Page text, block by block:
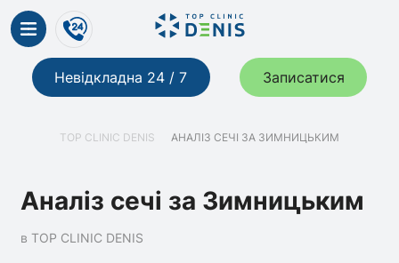
Невідкладна 24 / 7 Записатися
TOP CLINIC DENIS АНАЛІЗ СЕЧІ ЗА ЗИМНИЦЬКИМ
Аналіз сечі за Зимницьким
в TOP CLINIC DENIS